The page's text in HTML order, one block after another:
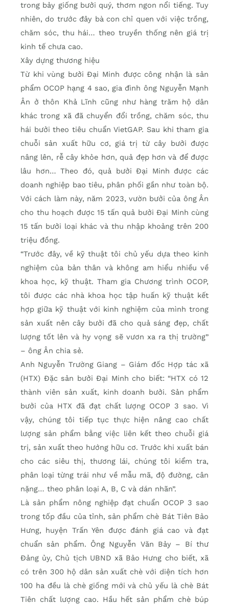
trong bảy giống bưởi quý, thơm ngon nổi tiếng. Tuy
nhiên, do trước đây bà con chỉ quen với việc trồng,
chăm sóc, thu hái… theo truyền thống nên giá trị
kinh tế chưa cao.
Xây dựng thương hiệu
Từ khi vùng bưởi Đại Minh được công nhận là sản
phẩm OCOP hạng 4 sao, gia đình ông Nguyễn Mạnh
Ân ở thôn Khả Lĩnh cũng như hàng trăm hộ dân
khác trong xã đã chuyển đổi trồng, chăm sóc, thu
hái bưởi theo tiêu chuẩn VietGAP. Sau khi tham gia
chuỗi sản xuất hữu cơ, giá trị từ cây bưởi được
nâng lên, rễ cây khỏe hơn, quả đẹp hơn và để được
lâu hơn… Theo đó, quả bưởi Đại Minh được các
doanh nghiệp bao tiêu, phân phối gần như toàn bộ.
Với cách làm này, năm 2023, vườn bưởi của ông Ân
cho thu hoạch được 15 tấn quả bưởi Đại Minh cùng
15 tấn bưởi loại khác và thu nhập khoảng trên 200
triệu đồng.
“Trước đây, về kỹ thuật tôi chủ yếu dựa theo kinh
nghiệm của bản thân và không am hiểu nhiều về
khoa học, kỹ thuật. Tham gia Chương trình OCOP,
tôi được các nhà khoa học tập huấn kỹ thuật kết
hợp giữa kỹ thuật với kinh nghiệm của mình trong
sản xuất nên cây bưởi đã cho quả sáng đẹp, chất
lượng tốt lên và hy vọng sẽ vươn xa ra thị trường”
– ông Ân chia sẻ.
Anh Nguyễn Trường Giang – Giám đốc Hợp tác xã
(HTX) Đặc sản bưởi Đại Minh cho biết: “HTX có 12
thành viên sản xuất, kinh doanh bưởi. Sản phẩm
bưởi của HTX đã đạt chất lượng OCOP 3 sao. Vì
vậy, chúng tôi tiếp tục thực hiện nâng cao chất
lượng sản phẩm bằng việc liên kết theo chuỗi giá
trị, sản xuất theo hướng hữu cơ. Trước khi xuất bán
cho các siêu thị, thương lái, chúng tôi kiểm tra,
phân loại từng trái như về mẫu mã, độ đường, cân
nặng… theo phân loại A, B, C và dán nhãn”.
Là sản phẩm nông nghiệp đạt chuẩn OCOP 3 sao
trong tốp đầu của tỉnh, sản phẩm chè Bát Tiên Bảo
Hưng, huyện Trấn Yên được đánh giá cao và đạt
chuẩn sản phẩm. Ông Nguyễn Văn Bảy – Bí thư
Đảng ủy, Chủ tịch UBND xã Bảo Hưng cho biết, xã
có trên 300 hộ dân sản xuất chè với diện tích hơn
100 ha đều là chè giống mới và chủ yếu là chè Bát
Tiên chất lượng cao. Hầu hết sản phẩm chè búp